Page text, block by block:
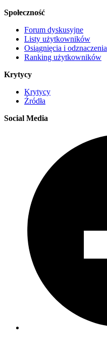
Społeczność
Forum dyskusyjne
Listy użytkowników
Osiągnięcia i odznaczenia
Ranking użytkowników
Krytycy
Krytycy
Źródła
Social Media